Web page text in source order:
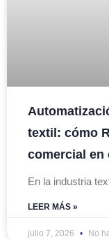
textil: cómo
comercial en
En la industria
LEER MÁS »
julio 7, 2026 No